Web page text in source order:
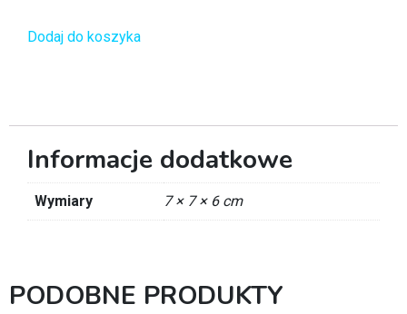
Dodaj do koszyka
Informacje dodatkowe
Wymiary 7 × 7 × 6 cm
PODOBNE PRODUKTY